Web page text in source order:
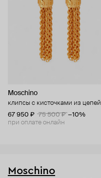
Moschino
клипсы с кисточками из цепей
67 950 ₽
75 500 ₽ −10%
при оплате онлайн
Moschino